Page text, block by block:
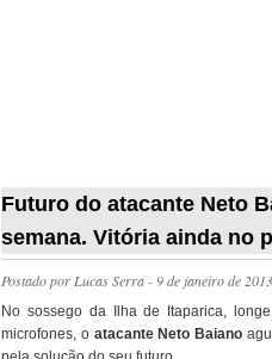
Futuro do atacante Neto
semana. Vitória ainda no
Postado porLucas Serra- 9 de janeiro de 2013
No sossego da Ilha de Itaparica,
microfones, o atacante Neto Baiano